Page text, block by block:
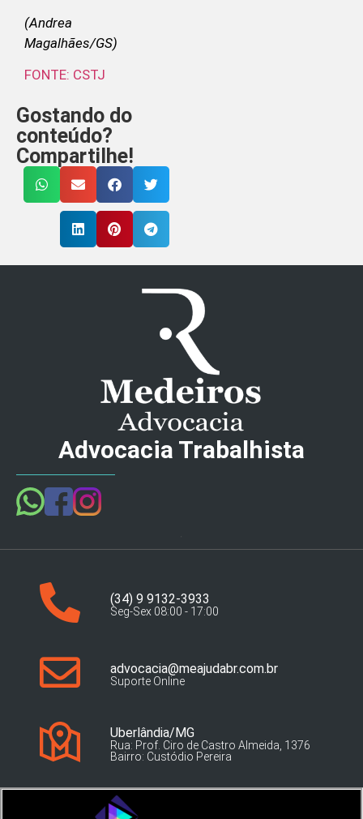
(Andrea
Magalhães/GS)
FONTE: CSTJ
Gostando do
conteúdo?
Compartilhe!
Advocacia Trabalhista
(34) 9 9132-3933
Seg-Sex 08:00 - 17:00
advocacia@meajudabr.com.br
Suporte Online
Uberlândia/MG
Rua: Prof. Ciro de Castro Almeida, 1376
Bairro: Custódio Pereira